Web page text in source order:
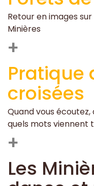
Retour en images
Minières
+
Pratique
croisées
Quand vous
quels mots viennent
+
Les